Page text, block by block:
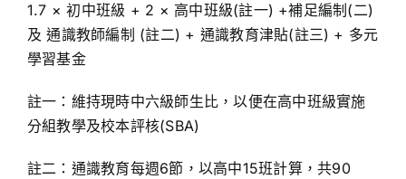
1.7 × 初中班級 + 2 × 高中班級(註一) +補足編制(二)
及 通識教師編制 (註二) + 通識教育津貼(註三) + 多元
學習基金
註一：維持現時中六級師生比，以便在高中班級實施
分組教學及校本評核(SBA)
註二：通識教育每週6節，以高中15班計算，共90